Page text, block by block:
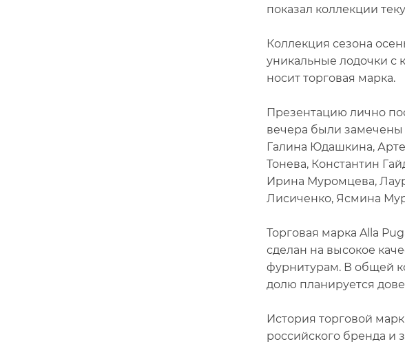
показал коллекции
Коллекция сезона
уникальные лодочки с
носит торговая марка.
Презентацию лично
вечера были замечены
Галина Юдашкина,
Тонева, Константин
Ирина Муромцева,
Лисиченко, Ясмина
Торговая марка Alla
сделан на высокое
фурнитурам. В общей
долю планируется
История торговой
российского бренда и